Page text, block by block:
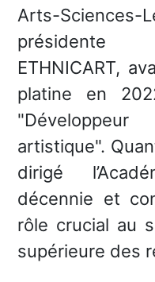
Arts-
présidente
ETHNICART,
platine en
artistique".
dirigé
décennie et
rôle crucial au
supérieure des